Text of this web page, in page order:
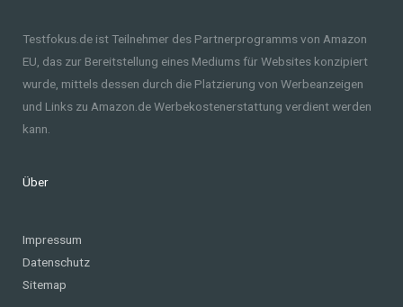
Testfokus.de ist Teilnehmer des Partnerprogramms von Amazon
EU, das zur Bereitstellung eines Mediums für Websites konzipiert
wurde, mittels dessen durch die Platzierung von Werbeanzeigen
und Links zu Amazon.de Werbekostenerstattung verdient werden
kann.
Über
Impressum
Datenschutz
Sitemap